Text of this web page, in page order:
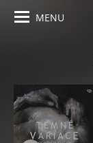
MENU